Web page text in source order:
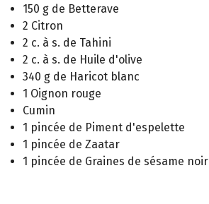
150 g de Betterave
2 Citron
2 c. à s. de Tahini
2 c. à s. de Huile d'olive
340 g de Haricot blanc
1 Oignon rouge
Cumin
1 pincée de Piment d'espelette
1 pincée de Zaatar
1 pincée de Graines de sésame noir